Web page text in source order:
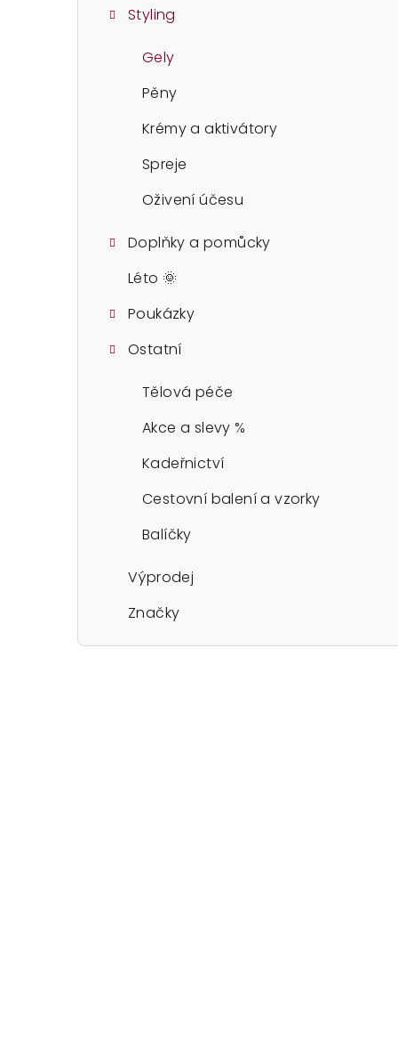
Styling
Gely
Pěny
Krémy a aktivátory
Spreje
Oživení účesu
Doplňky a pomůcky
Léto 🌞
Poukázky
Ostatní
Tělová péče
Akce a slevy %
Kadeřnictví
Cestovní balení a vzorky
Balíčky
Výprodej
Značky